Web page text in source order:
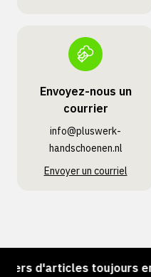
Envoyez-nous un
courrier
info@pluswerk­
handschoenen.nl
Envoyer un courriel
d'articles toujours en